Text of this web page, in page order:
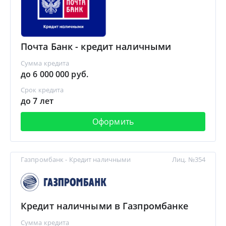
Почта Банк - кредит наличными
Сумма кредита
до 6 000 000 руб.
Срок кредита
до 7 лет
Оформить
Газпромбанк - Кредит наличными
Кредит наличными в Газпромбанке
Сумма кредита
Лиц. №354